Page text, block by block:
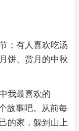
；有人喜欢吃汤
饼、赏月的中秋
我最喜欢的
故事吧。从前每
的家，躲到山上